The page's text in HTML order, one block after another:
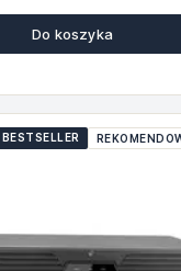
Do koszyka
BESTSELLER